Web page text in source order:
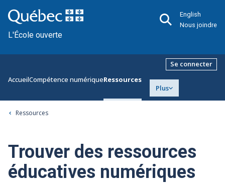
L'École ouverte
English
Nous joindre
AccueilCompétence numériqueRessources
Plus
Se connecter
Ressources
Trouver des ressources
éducatives numériques